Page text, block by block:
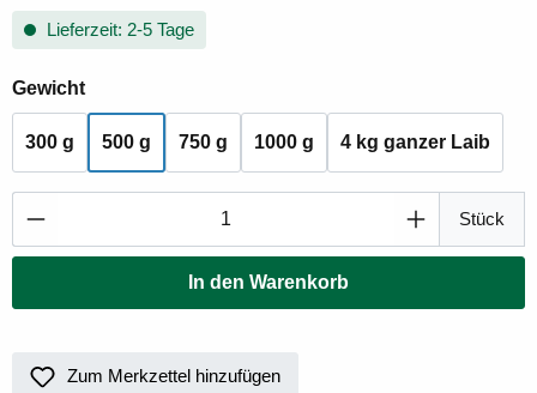
Lieferzeit: 2-5 Tage
Gewichtauswählen
300 g 500 g 750 g 1000 g 4 kg ganzer Laib
Produkt Anzahl: Gib den gewünschtenStück
In den Warenkorb
Zum Merkzettel hinzufügen